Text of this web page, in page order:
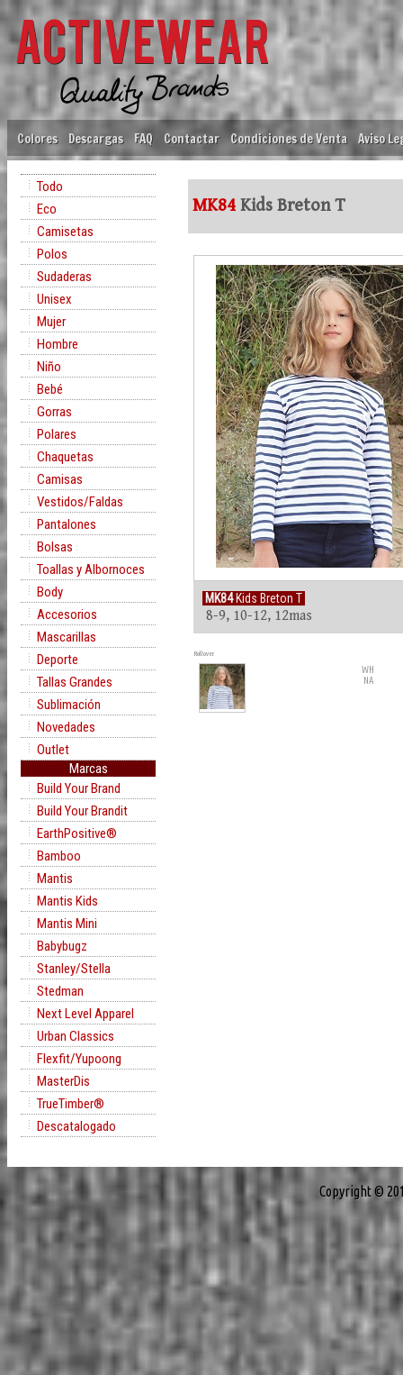
Colores Descargas FAQ Contactar Condiciones de Venta Aviso
Todo
Eco
Camisetas
Polos
Sudaderas
Unisex
Mujer
Hombre
Niño
Bebé
Gorras
Polares
Chaquetas
Camisas
Vestidos/Faldas
Pantalones
Bolsas
Toallas y Albornoces
Body
Accesorios
Mascarillas
Deporte
Tallas Grandes
Sublimación
Novedades
Outlet
Marcas
Build Your Brand
Build Your Brandit
EarthPositive®
Bamboo
Mantis
Mantis Kids
Mantis Mini
Babybugz
Stanley/Stella
Stedman
Next Level Apparel
Urban Classics
Flexfit/Yupoong
MasterDis
TrueTimber®
Descatalogado
MK84 Kids Breton T
MK84Kids Breton T
8-9, 10-12, 12mas
Rollover
WH
NA
Copyright ©